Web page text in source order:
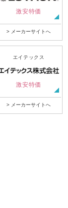
激安特価
> メーカーサイトへ
エイテックス
激安特価
> メーカーサイトへ